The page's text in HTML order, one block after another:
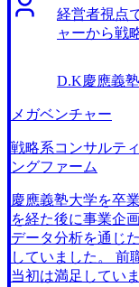
と思うとモチベー
した。そのため、
として働く前職の
は減り、営業目標
ました。しかし、
ているファームも
ムであれば、これ
転職を決心しまし
た。 MyVisionさん
とが決め手でした
に臨んだのですが
ーに時間を使える
経営者視点
ャーから戦
D.K慶應義
メガベンチャー
戦略系コンサルティ
ングファーム
慶應義塾大学を卒
を経た後に事業企
データ分析を通じ
していました。 前
当初は満足してい